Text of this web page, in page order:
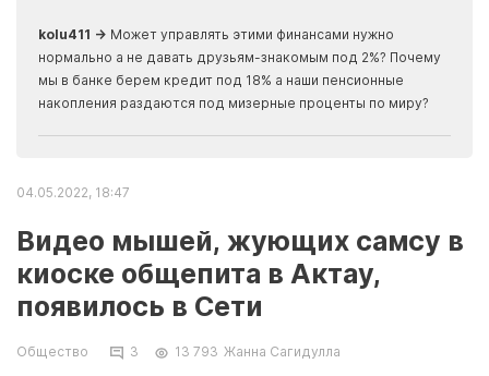
kolu411 → Может управлять этими финансами нужно
нормально а не давать друзьям-знакомым под 2%? Почему
мы в банке берем кредит под 18% а наши пенсионные
накопления раздаются под мизерные проценты по миру?
04.05.2022, 18:47
Видео мышей, жующих самсу в
киоске общепита в Актау,
появилось в Сети
Общество 3 13 793 Жанна Сагидулла